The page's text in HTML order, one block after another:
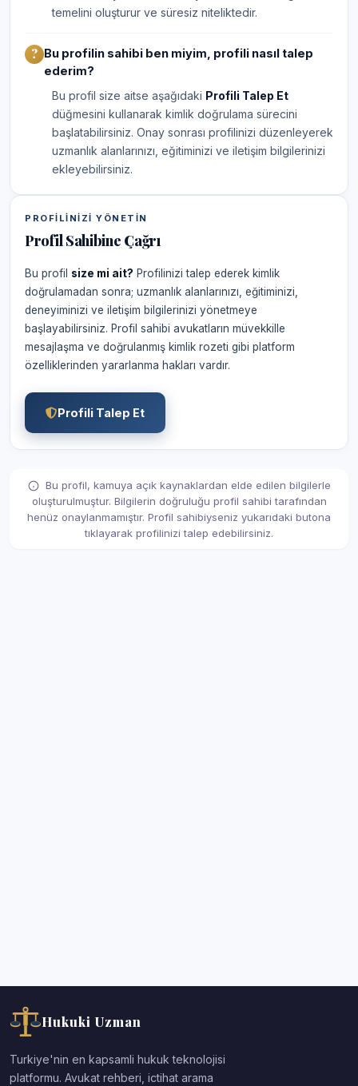
temelini oluşturur ve süresiz niteliktedir.
Bu profilin sahibi ben miyim, profili nasıl talep
ederim?
Bu profil size aitse aşağıdaki Profili Talep Et
düğmesini kullanarak kimlik doğrulama sürecini
başlatabilirsiniz. Onay sonrası profilinizi düzenleyerek
uzmanlık alanlarınızı, eğitiminizi ve iletişim bilgilerinizi
ekleyebilirsiniz.
PROFILINIZI YÖNETIN
Profil Sahibine Çağrı
Bu profil size mi ait? Profilinizi talep ederek kimlik
doğrulamadan sonra; uzmanlık alanlarınızı, eğitiminizi,
deneyiminizi ve iletişim bilgilerinizi yönetmeye
başlayabilirsiniz. Profil sahibi avukatların müvekkille
mesajlaşma ve doğrulanmış kimlik rozeti gibi platform
özelliklerinden yararlanma hakları vardır.
Profili Talep Et
Bu profil, kamuya açık kaynaklardan elde edilen bilgilerle
oluşturulmuştur. Bilgilerin doğruluğu profil sahibi tarafından
henüz onaylanmamıştır. Profil sahibiyseniz yukarıdaki butona
tıklayarak profilinizi talep edebilirsiniz.
Hukuki Uzman
Turkiye'nin en kapsamli hukuk teknolojisi
platformu. Avukat rehberi, ictihat arama